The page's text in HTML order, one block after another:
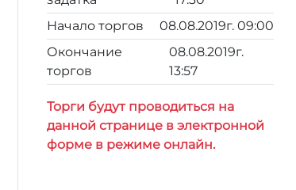
Начало торгов
08.08.2019г. 09:00
Окончание
торгов
08.08.2019г.
13:57
Торги будут проводиться на
данной странице в электронной
форме в режиме онлайн.